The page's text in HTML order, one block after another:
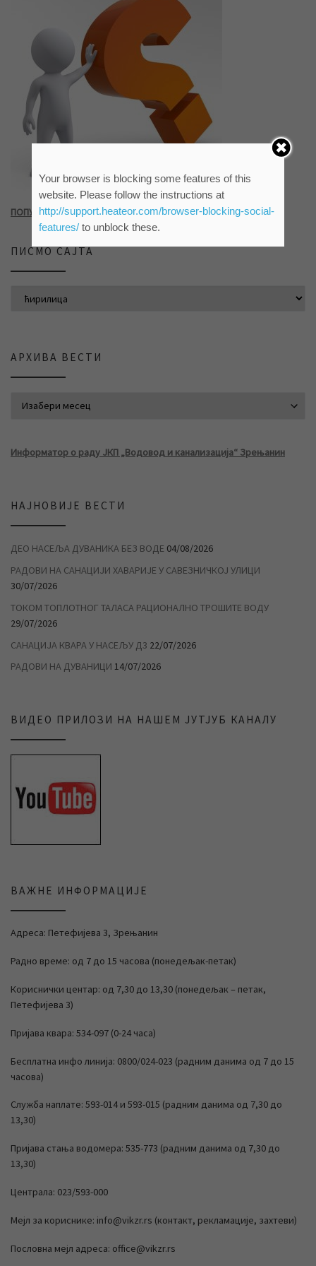
ПОПУНИТЕ УПИТНИК КЛИКОМ НА СЛИКУ ИЛИ ОВАЈ ЛИНК
ПИСМО САЈТА
АРХИВА ВЕСТИ
Информатор о раду ЈКП „Водовод и канализација“ Зрењанин
НАЈНОВИЈЕ ВЕСТИ
ДЕО НАСЕЉА ДУВАНИКА БЕЗ ВОДЕ 04/08/2026
РАДОВИ НА САНАЦИЈИ ХАВАРИЈЕ У САВЕЗНИЧКОЈ УЛИЦИ
30/07/2026
ТОКОМ ТОПЛОТНОГ ТАЛАСА РАЦИОНАЛНО ТРОШИТЕ ВОДУ
29/07/2026
САНАЦИЈА КВАРА У НАСЕЉУ Д3 22/07/2026
РАДОВИ НА ДУВАНИЦИ 14/07/2026
ВИДЕО ПРИЛОЗИ НА НАШЕМ ЈУТЈУБ КАНАЛУ
ВАЖНЕ ИНФОРМАЦИЈЕ
Адреса: Петефијева 3, Зрењанин
Радно време: од 7 до 15 часова (понедељак-петак)
Кориснички центар: од 7,30 до 13,30 (понедељак – петак,
Петефијева 3)
Пријава квара: 534-097 (0-24 часа)
Бесплатна инфо линија: 0800/024-023 (радним данима од 7 до 15
часова)
Служба наплате: 593-014 и 593-015 (радним данима од 7,30 до
13,30)
Пријава стања водомера: 535-773 (радним данима од 7,30 до
13,30)
Централа: 023/593-000
Мејл за кориснике: info@vikzr.rs (контакт, рекламације, захтеви)
Пословна мејл адреса: office@vikzr.rs
Your browser is blocking some features of this
website. Please follow the instructions at
http://support.heateor.com/browser-blocking-social-
features/to unblock these.